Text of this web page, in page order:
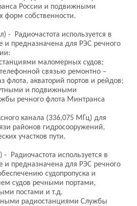
России и подвижными
форм собственности.
- Радиочастота используется в
предназначена для РЭС речного
маломерных судов;
связью ремонтно –
флота, акваторий портов и рейдов;
и подвижными
речного флота Минтранса
канала (336,075 МГц) для
районов гидросооружений,
участков пути.
Радиочастота используется в
предназначена для РЭС речного
судопропуска и
судов речными портами,
постами и т.д.
радиостанциями Службы